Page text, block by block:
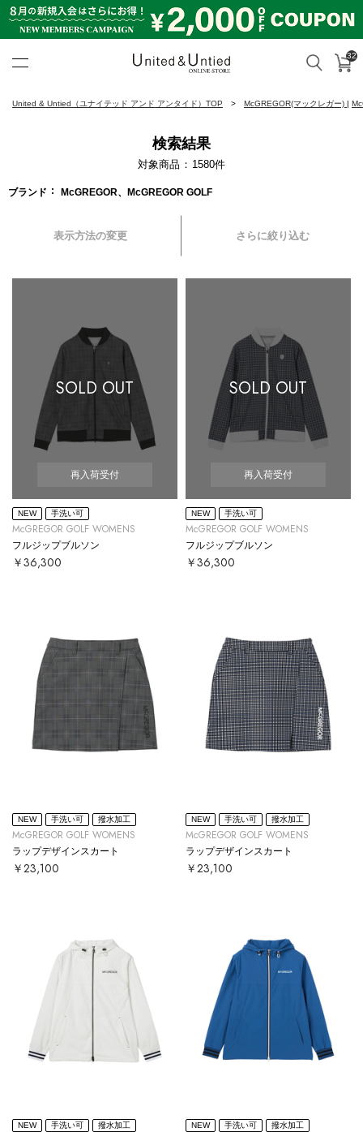
検索 カ
32
United & Untied（ユナイテッド アンド アンタイド）TOP McGREGOR(マックレガー) |
検索結果
対象商品 1580件
ブランド McGREGOR、McGREGOR GOLF
表示方法の変更 さらに絞り込む
SOLD OUT
再入荷受付
NEW 手洗い可
McGREGOR GOLF WOMENS
フルジップブルソン
￥36,300
SOLD OUT
再入荷受付
NEW 手洗い可
McGREGOR GOLF WOMENS
フルジップブルソン
￥36,300
NEW 手洗い可 撥水加工
McGREGOR GOLF WOMENS
ラップデザインスカート
￥23,100
NEW 手洗い可 撥水加工
McGREGOR GOLF WOMENS
ラップデザインスカート
￥23,100
NEW 手洗い可 撥水加工 NEW 手洗い可 撥水加工